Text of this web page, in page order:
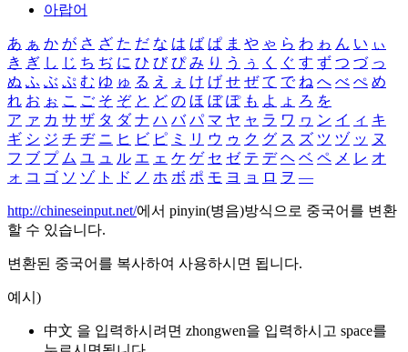
아랍어
あ ぁ か が さ ざ た だ な は ば ぱ ま や ゃ ら わ ゎ ん い ぃ
き ぎ し じ ち ぢ に ひ び ぴ み り う ぅ く ぐ す ず つ づ っ
ぬ ふ ぶ ぷ む ゆ ゅ る え ぇ け げ せ ぜ て で ね へ べ ぺ め
れ お ぉ こ ご そ ぞ と ど の ほ ぼ ぽ も よ ょ ろ を
ア ァ カ サ ザ タ ダ ナ ハ バ パ マ ヤ ャ ラ ワ ヮ ン イ ィ キ
ギ シ ジ チ ヂ ニ ヒ ビ ピ ミ リ ウ ゥ ク グ ス ズ ツ ヅ ッ ヌ
フ ブ プ ム ユ ュ ル エ ェ ケ ゲ セ ゼ テ デ ヘ ベ ペ メ レ オ
ォ コ ゴ ソ ゾ ト ド ノ ホ ボ ポ モ ヨ ョ ロ ヲ ―
http://chineseinput.net/에서 pinyin(병음)방식으로 중국어를 변환
할 수 있습니다.
변환된 중국어를 복사하여 사용하시면 됩니다.
예시)
中文 을 입력하시려면 zhongwen을 입력하시고 space를